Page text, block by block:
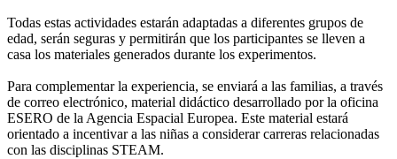
Todas estas actividades estarán adaptadas a diferentes grupos de
edad, serán seguras y permitirán que los participantes se lleven a
casa los materiales generados durante los experimentos.
Para complementar la experiencia, se enviará a las familias, a través
de correo electrónico, material didáctico desarrollado por la oficina
ESERO de la Agencia Espacial Europea. Este material estará
orientado a incentivar a las niñas a considerar carreras relacionadas
con las disciplinas STEAM.